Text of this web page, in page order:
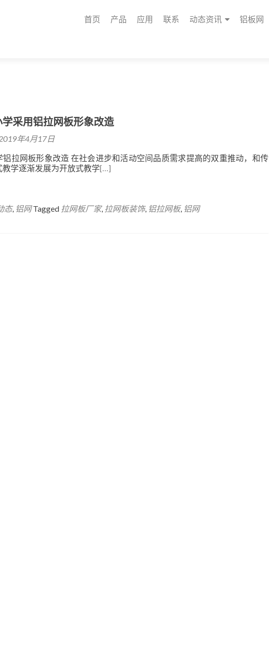
首页 产品 应用 联系 动态资讯 铝板网
采用铝拉网板形象改造
年4月17日
铝拉网板形象改造 在社会进步和活动空间品质需求提高的双重推动，和传
学逐渐发展为开放式教学[…]
态, 铝网 Tagged 拉网板厂家, 拉网板装饰, 铝拉网板, 铝网